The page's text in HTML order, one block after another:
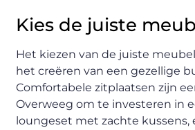
Kies de juiste
Het kiezen van de juiste
het creëren van een gezellige
Comfortabele zitplaatsen zijn
Overweeg om te investeren in
loungeset met zachte